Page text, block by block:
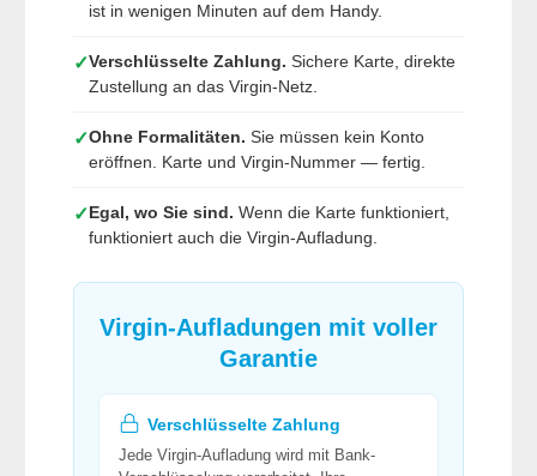
ist in wenigen Minuten auf dem Handy.
✓Verschlüsselte Zahlung. Sichere Karte, direkte
Zustellung an das Virgin-Netz.
✓Ohne Formalitäten. Sie müssen kein Konto
eröffnen. Karte und Virgin-Nummer — fertig.
✓Egal, wo Sie sind. Wenn die Karte funktioniert,
funktioniert auch die Virgin-Aufladung.
Virgin-Aufladungen mit voller
Garantie
Verschlüsselte Zahlung
Jede Virgin-Aufladung wird mit Bank-